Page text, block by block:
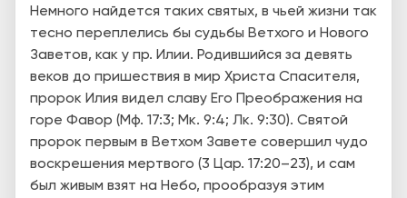
Немного найдется таких святых, в чьей жизни так
тесно переплелись бы судьбы Ветхого и Нового
Заветов, как у пр. Илии. Родившийся за девять
веков до пришествия в мир Христа Спасителя,
пророк Илия видел славу Его Преображения на
горе Фавор (Мф. 17:3; Мк. 9:4; Лк. 9:30). Святой
пророк первым в Ветхом Завете совершил чудо
воскрешения мертвого (3 Цар. 17:20–23), и сам
был живым взят на Небо, прообразуя этим